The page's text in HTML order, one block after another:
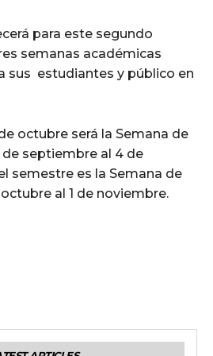
para este segundo
semanas académicas
sus estudiantes y público en
octubre será la Semana de
septiembre al 4 de
semestre es la Semana de
al 1 de noviembre.